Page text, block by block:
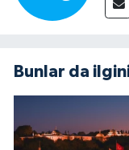
Bunlar da